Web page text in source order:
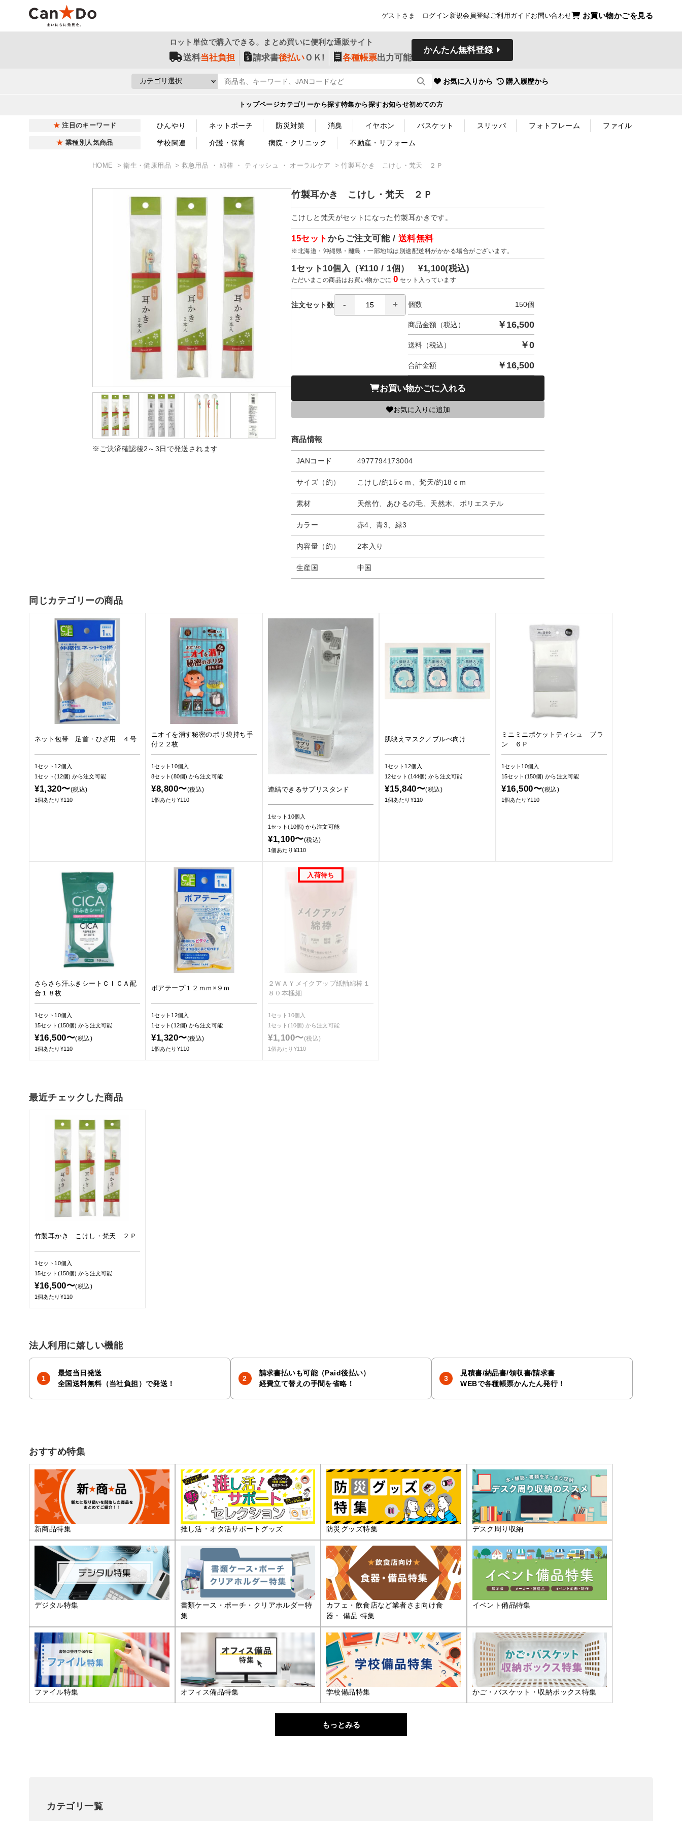
ゲストさま ログイン 新規会員登録ご利用ガイドお問い合わせ お買い物かごを見る
ロット単位で購入できる。まとめ買いに便利な通販サイト
送料当社負担 請求書後払いＯＫ! 各種帳票出力可能
かんたん無料登録
お気に入りから 購入履歴から
トップページカテゴリーから探す特集から探すお知らせ初めての方
注目のキーワード ひんやり ネットポーチ 防災対策 消臭 イヤホン バスケット スリッパ フォトフレーム ファイル
業種別人気商品 学校関連 介護・保育 病院・クリニック 不動産・リフォーム
HOME 衛生・健康用品 救急用品 ・ 綿棒 ・ ティッシュ ・ オーラルケア 竹製耳かき こけし・梵天 ２Ｐ
※ご決済確認後2～3日で発送されます
竹製耳かき こけし・梵天 ２Ｐ
こけしと梵天がセットになった竹製耳かきです。
15セット からご注文可能 / 送料無料
※北海道・沖縄県・離島・一部地域は別途配送料がかかる場合がございます。
1セット10個入（¥110 / 1個）¥1,100(税込)
ただいまこの商品はお買い物かごに0 セット入っています
注文セット数 個数 150個
商品金額（税込） ￥ 16,500
送料（税込） ￥0
合計金額 ￥ 16,500
お買い物かごに入れる
お気に入りに追加
商品情報
JANコード 4977794173004
サイズ（約） こけし/約15ｃｍ、梵天/約18ｃｍ
素材 天然竹、あひるの毛、天然木、ポリエステル
カラー 赤4、青3、緑3
内容量（約） 2本入り
生産国 中国
同じカテゴリーの商品
ネット包帯 足首・ひざ用 ４号
1セット12個入
1セット(12個)から注文可能
¥1,320〜(税込)
1個あたり¥110
ニオイを消す秘密のポリ袋持ち手
付２２枚
1セット10個入
8セット(80個)から注文可能
¥8,800〜(税込)
1個あたり¥110
連結できるサプリスタンド
1セット10個入
1セット(10個)から注文可能
¥1,100〜(税込)
1個あたり¥110
肌映えマスク／ブルべ向け
1セット12個入
12セット(144個)から注文可能
¥15,840〜(税込)
1個あたり¥110
ミニミニポケットティシュ ブラ
ン ６Ｐ
1セット10個入
15セット(150個)から注文可能
¥16,500〜(税込)
1個あたり¥110
さらさら汗ふきシートＣＩＣＡ配
合１８枚
1セット10個入
15セット(150個)から注文可能
¥16,500〜(税込)
1個あたり¥110
ポアテープ１２ｍｍ×９ｍ
1セット12個入
1セット(12個)から注文可能
¥1,320〜(税込)
1個あたり¥110
２ＷＡＹメイクアップ紙軸綿棒１
８０本極細
1セット10個入
1セット(10個)から注文可能
¥1,100〜(税込)
1個あたり¥110
最近チェックした商品
竹製耳かき こけし・梵天 ２Ｐ
1セット10個入
15セット(150個)から注文可能
¥16,500〜(税込)
1個あたり¥110
法人利用に嬉しい機能
最短当日発送
全国送料無料（当社負担）で発送！
請求書払いも可能（Paid後払い）
経費立て替えの手間を省略！
見積書/納品書/領収書/請求書
WEBで各種帳票かんたん発行！
おすすめ特集
新商品特集 推し活・オタ活サポートグッズ 防災グッズ特集 デスク周り収納
デジタル特集
書類ケース・ポーチ・クリアホルダー特
集
カフェ・飲食店など業者さま向け食
器・ 備品 特集
イベント備品特集
ファイル特集 オフィス備品特集 学校備品特集 かご・バスケット・収納ボックス特集
もっとみる
カテゴリ一覧